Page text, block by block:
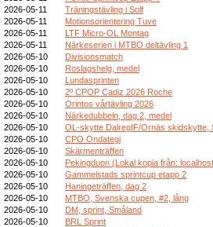
2026-05-11
Träningstävling i Solf
2026-05-11
Motionsorientering Tuve
2026-05-11
LTF Micro-OL Montag
2026-05-11
Närkeserien i MTBO deltävling 1
2026-05-10
Divisionsmatch
2026-05-10
Roslagshelg, medel
2026-05-10
Lundasprinten
2026-05-10
2º CPOP Cadiz 2026 Roche
2026-05-10
Orintos vårtävling 2026
2026-05-10
Närkedubbeln, dag 2, medel
2026-05-10
OL-skytte DalregIF/Ornäs skidskytte,
2026-05-10
CPO Ondategi
2026-05-10
Skärmenträffen
2026-05-10
Pekingduon (Lokal kopia från:
2026-05-10
Gammelstads sprintcup etapp 2
2026-05-10
Haningeträffen, dag 2
2026-05-10
MTBO, Svenska cupen, #2, lång
2026-05-10
DM, sprint, Småland
2026-05-10
BRL Sprint